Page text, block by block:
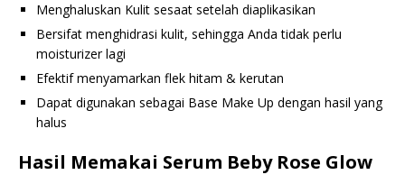
Menghaluskan Kulit sesaat setelah diaplikasikan
Bersifat menghidrasi kulit, sehingga Anda tidak perlu
moisturizer lagi
Efektif menyamarkan flek hitam & kerutan
Dapat digunakan sebagai Base Make Up dengan hasil yang
halus
Hasil Memakai Serum Beby Rose Glow